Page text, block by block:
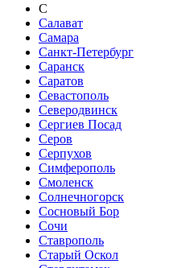
С
Салават
Самара
Санкт-Петербург
Саранск
Саратов
Севастополь
Северодвинск
Сергиев Посад
Серов
Серпухов
Симферополь
Смоленск
Солнечногорск
Сосновый Бор
Сочи
Ставрополь
Старый Оскол